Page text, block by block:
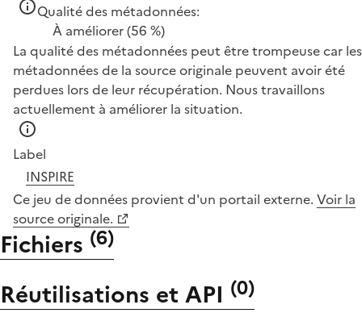
Qualité des métadonnées:
À améliorer(56 %)
La qualité des métadonnées peut être trompeuse car les
métadonnées de la source originale peuvent avoir été
perdues lors de leur récupération. Nous travaillons
actuellement à améliorer la situation.
Label
INSPIRE
Ce jeu de données provient d'un portail externe. Voir la
source originale.
Fichiers (6)
Réutilisations et API (0)